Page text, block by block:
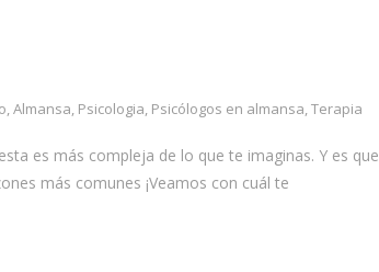
,Almansa, Psicologia, Psicólogos en almansa,Terapia
es más compleja de lo que te imaginas. Y es que
más comunes ¡Veamos con cuál te